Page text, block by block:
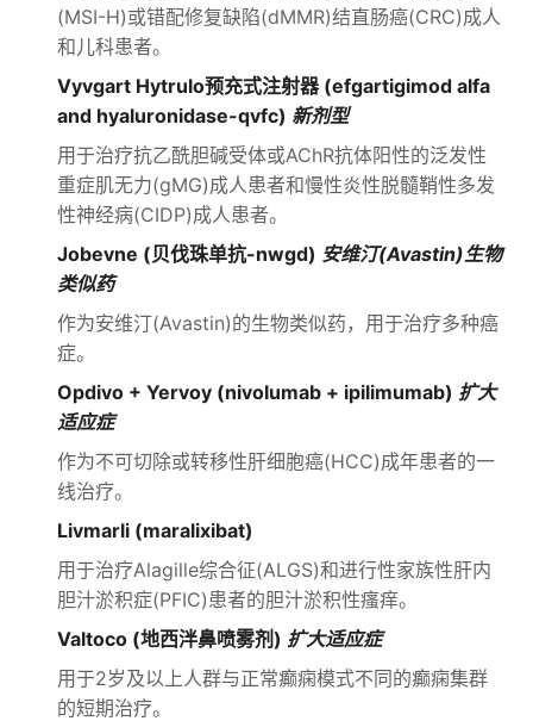
(MSI-H)或错配修复缺陷(dMMR)结直肠癌(CRC)成人
和儿科患者。
Vyvgart Hytrulo预充式注射器 (efgartigimod alfa
and hyaluronidase-qvfc) 新剂型
用于治疗抗乙酰胆碱受体或AChR抗体阳性的泛发性
重症肌无力(gMG)成人患者和慢性炎性脱髓鞘性多发
性神经病(CIDP)成人患者。
Jobevne (贝伐珠单抗-nwgd) 安维汀(Avastin)生物
类似药
作为安维汀(Avastin)的生物类似药，用于治疗多种癌
症。
Opdivo + Yervoy (nivolumab + ipilimumab) 扩大
适应症
作为不可切除或转移性肝细胞癌(HCC)成年患者的一
线治疗。
Livmarli (maralixibat)
用于治疗Alagille综合征(ALGS)和进行性家族性肝内
胆汁淤积症(PFIC)患者的胆汁淤积性瘙痒。
Valtoco (地西泮鼻喷雾剂) 扩大适应症
用于2岁及以上人群与正常癫痫模式不同的癫痫集群
的短期治疗。